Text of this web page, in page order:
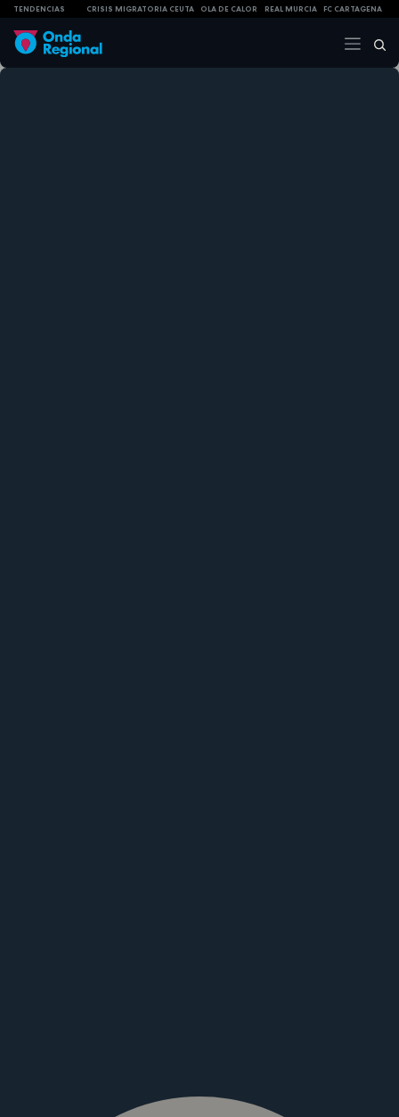
TENDENCIAS CRISIS MIGRATORIA CEUTA OLA DE CALOR REAL MURCIA FC CARTAGENA